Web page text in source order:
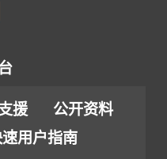
援
公开资料
用户指南